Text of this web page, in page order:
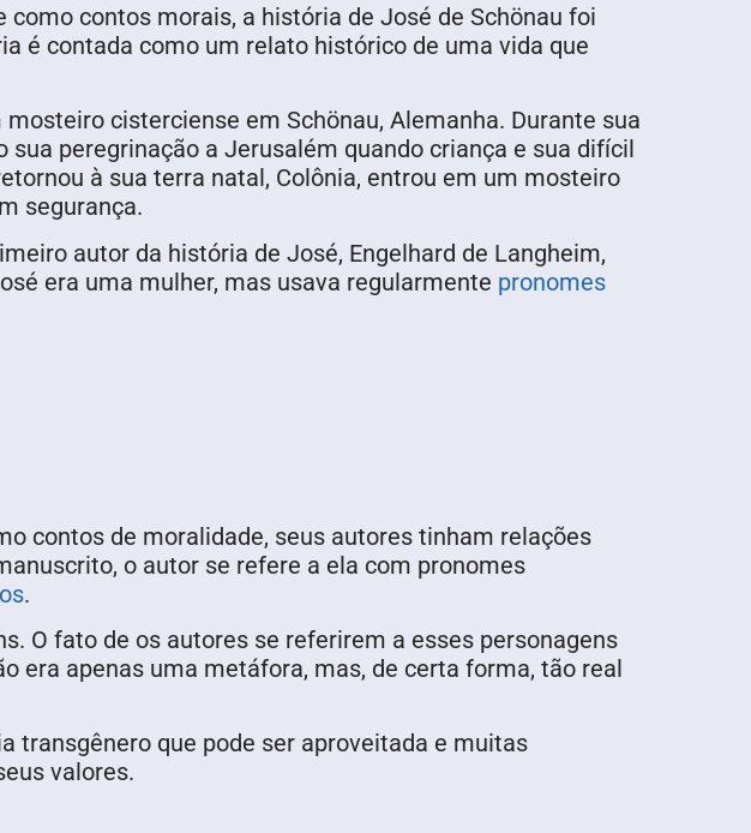
contos morais, a história de José de Schönau foi
é contada como um relato histórico de uma vida que
mosteiro cisterciense em Schönau, Alemanha. Durante sua
peregrinação a Jerusalém quando criança e sua difícil
à sua terra natal, Colônia, entrou em um mosteiro
segurança.
autor da história de José, Engelhard de Langheim,
era uma mulher, mas usava regularmente pronomes
contos de moralidade, seus autores tinham relações
o autor se refere a ela com pronomes
.
O fato de os autores se referirem a esses personagens
era apenas uma metáfora, mas, de certa forma, tão real
transgênero que pode ser aproveitada e muitas
valores.